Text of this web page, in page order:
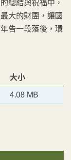
總結與祝福中，
大的財團，讓國
告一段落後，環
大小
4.08 MB